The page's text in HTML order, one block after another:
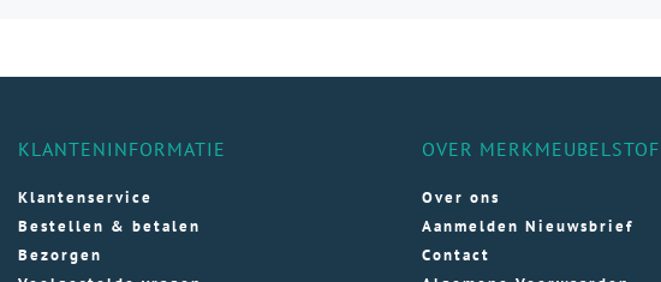
KLANTENINFORMATIE
Klantenservice
Bestellen & betalen
Bezorgen
OVER
Over ons
Aanmelden Nieuwsbrief
Contact